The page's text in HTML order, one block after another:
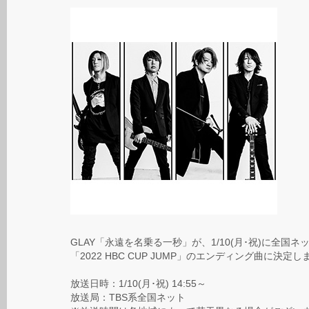
GLAY「永遠を名乗る一秒」が、1/10(月･祝)に全国ネ
「2022 HBC CUP JUMP」のエンディング曲に決定し
放送日時：1/10(月･祝) 14:55～
放送局：TBS系全国ネット